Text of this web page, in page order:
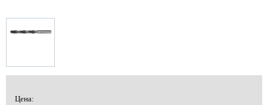
Цена: